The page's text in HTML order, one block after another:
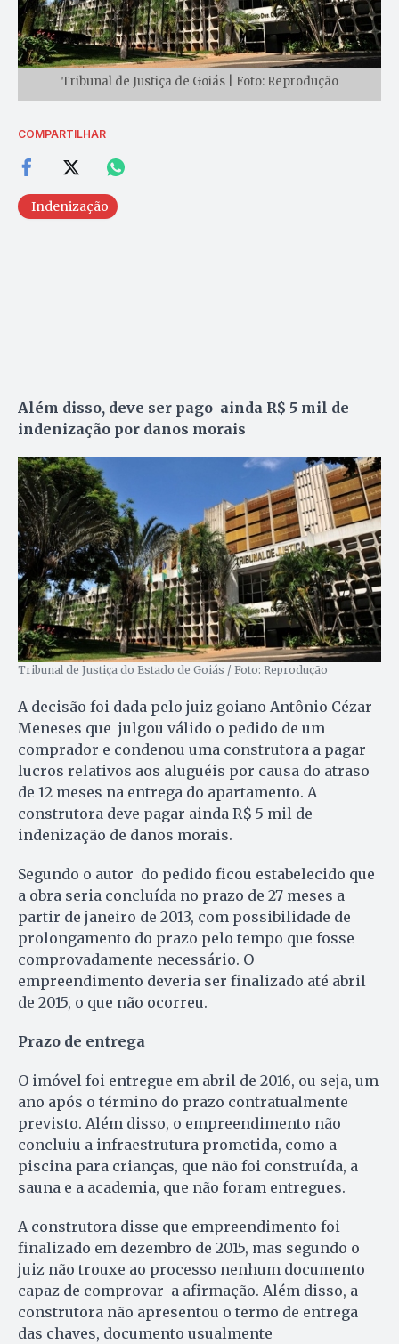
Tribunal de Justiça de Goiás | Foto: Reprodução
COMPARTILHAR
Indenização
Além disso, deve ser pago ainda R$ 5 mil de
indenização por danos morais
Tribunal de Justiça do Estado de Goiás / Foto: Reprodução
A decisão foi dada pelo juiz goiano Antônio Cézar
Meneses que julgou válido o pedido de um
comprador e condenou uma construtora a pagar
lucros relativos aos aluguéis por causa do atraso
de 12 meses na entrega do apartamento. A
construtora deve pagar ainda R$ 5 mil de
indenização de danos morais.
Segundo o autor do pedido ficou estabelecido que
a obra seria concluída no prazo de 27 meses a
partir de janeiro de 2013, com possibilidade de
prolongamento do prazo pelo tempo que fosse
comprovadamente necessário. O
empreendimento deveria ser finalizado até abril
de 2015, o que não ocorreu.
Prazo de entrega
O imóvel foi entregue em abril de 2016, ou seja, um
ano após o término do prazo contratualmente
previsto. Além disso, o empreendimento não
concluiu a infraestrutura prometida, como a
piscina para crianças, que não foi construída, a
sauna e a academia, que não foram entregues.
A construtora disse que empreendimento foi
finalizado em dezembro de 2015, mas segundo o
juiz não trouxe ao processo nenhum documento
capaz de comprovar a afirmação. Além disso, a
construtora não apresentou o termo de entrega
das chaves, documento usualmente